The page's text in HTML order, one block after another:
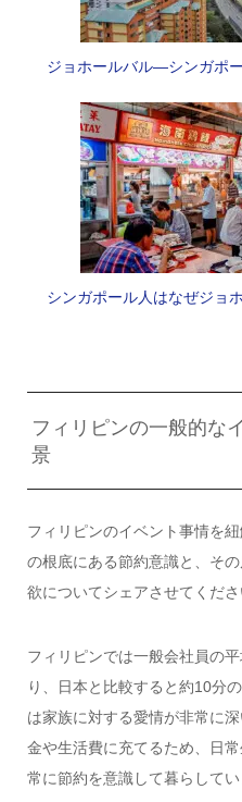
ジョホールバル―シンガポ
シンガポール人はなぜジョ
フィリピンの一般的な
景
フィリピンのイベント事情を
の根底にある節約意識と、そ
欲についてシェアさせてくださ
フィリピンでは一般会社員の
り、日本と比較すると約10分
は家族に対する愛情が非常に
金や生活費に充てるため、日
常に節約を意識して暮らしてい